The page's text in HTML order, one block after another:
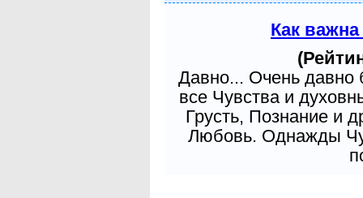
Как
Давно... Очень давно
все Чувства и
Грусть, Познание и
Любовь. Однажды